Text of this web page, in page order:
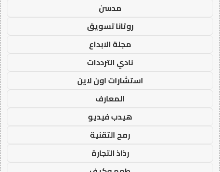
مدسن
روتانا تسويق
مجلة الابداع
نادي الترددات
استشارات اون لاين
المعارف
هيدب فيديو
رمح التقنية
رذاذ التجارة